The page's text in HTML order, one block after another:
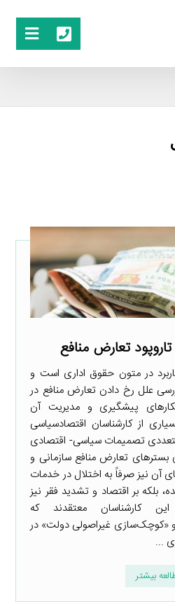
تعارض منافع
در متون حقوق اداری است و
علل رخ دادن تعارض منافع در
پیشگیری و مدیریت آن
از کارشناسان اقتصادسیاسی
متعددی تصمیمات سیاسی- اقتصادی
تعارض منافع سازمانی و
آن نیز صرفاً به اختلال در خدمات
بلکه بر اقتصاد و تشدید فقر نیز
کارشناسان معتقدند که
غیراصولی دولت» در
بیشتر